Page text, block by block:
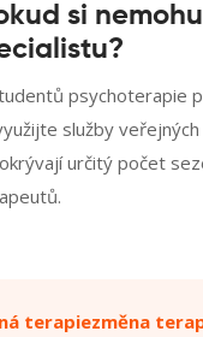
si
psychoterapie
služby
určitý počet
terapiezměna